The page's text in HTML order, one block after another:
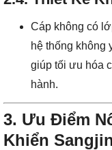
Cáp không có
hệ thống không
giúp tối ưu hóa
hành.
3. Ưu Điểm
Khiển